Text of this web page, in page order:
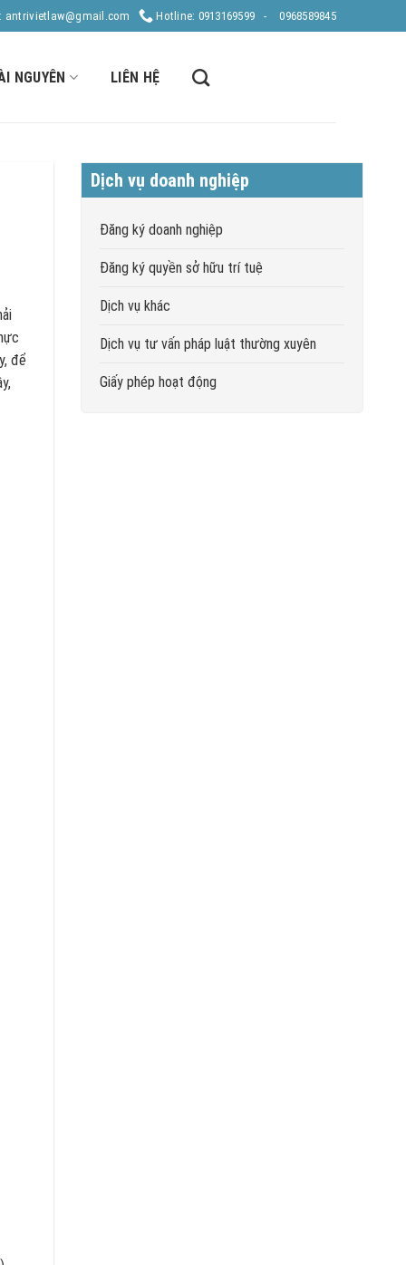
antrivietlaw@gmail.com Hotline: 0913169599 - 0968589845
NGUYÊN LIÊN HỆ
để
Dịch vụ doanh nghiệp
Đăng ký doanh nghiệp
Đăng ký quyền sở hữu trí tuệ
Dịch vụ khác
Dịch vụ tư vấn pháp luật thường xuyên
Giấy phép hoạt động